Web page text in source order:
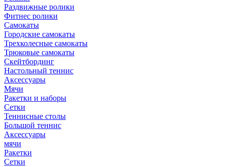
Раздвижные ролики
Фитнес ролики
Самокаты
Городские самокаты
Трехколесные самокаты
Трюковые самокаты
Скейтбординг
Настольный теннис
Аксессуары
Мячи
Ракетки и наборы
Сетки
Теннисные столы
Большой теннис
Аксессуары
мячи
Ракетки
Сетки